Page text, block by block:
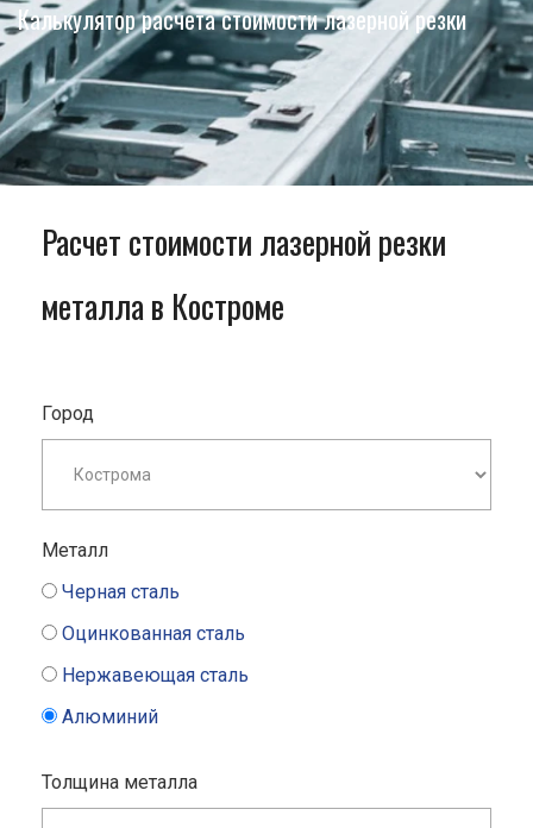
Калькулятор расчета стоимости лазерной резки
Расчет стоимости лазерной резки
металла в Костроме
Город
Металл
Черная сталь
Оцинкованная сталь
Нержавеющая сталь
Алюминий
Толщина металла